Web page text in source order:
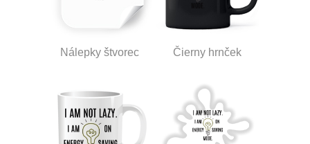
Nálepky štvorec Čierny hrnček